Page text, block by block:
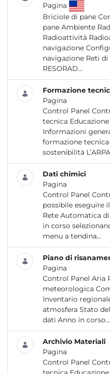
Pagina
Briciole di pane
pane Ambiente
Radioattività
navigazione
navigazione Reti
RESORAD...
Formazione
Pagina
Control Panel
tecnica
Informazioni
formazione
sostenibilità
Dati chimici
Pagina
Control Panel
possibile eseguire
Rete Automatica di
in corso
menu a tendina...
Piano di
Pagina
Control Panel Aria
meteorologica
Inventario
atmosfera Stato
dati Anno in corso...
Archivio Materiali
Pagina
Control Panel